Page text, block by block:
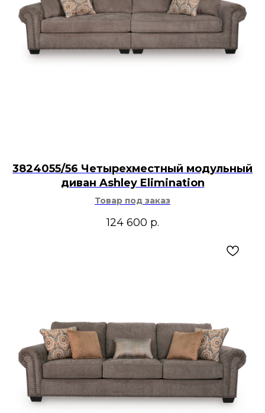
3824055/56 Четырехместный модульный
диван Ashley Elimination
Товар под заказ
124 600 р.